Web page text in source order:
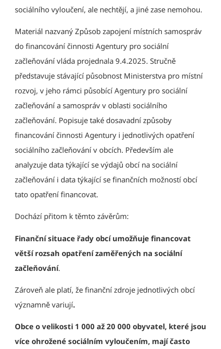
sociálního vyloučení, ale nechtějí, a jiné zase nemohou.
Materiál nazvaný Způsob zapojení místních samospráv
do financování činnosti Agentury pro sociální
začleňování vláda projednala 9.4.2025. Stručně
představuje stávající působnost Ministerstva pro místní
rozvoj, v jeho rámci působící Agentury pro sociální
začleňování a samospráv v oblasti sociálního
začleňování. Popisuje také dosavadní způsoby
financování činnosti Agentury i jednotlivých opatření
sociálního začleňování v obcích. Především ale
analyzuje data týkající se výdajů obcí na sociální
začleňování i data týkající se finančních možností obcí
tato opatření financovat.
Dochází přitom k těmto závěrům:
Finanční situace řady obcí umožňuje financovat
větší rozsah opatření zaměřených na sociální
začleňování.
Zároveň ale platí, že finanční zdroje jednotlivých obcí
významně variují.
Obce o velikosti 1 000 až 20 000 obyvatel, které jsou
více ohrožené sociálním vyloučením, mají často